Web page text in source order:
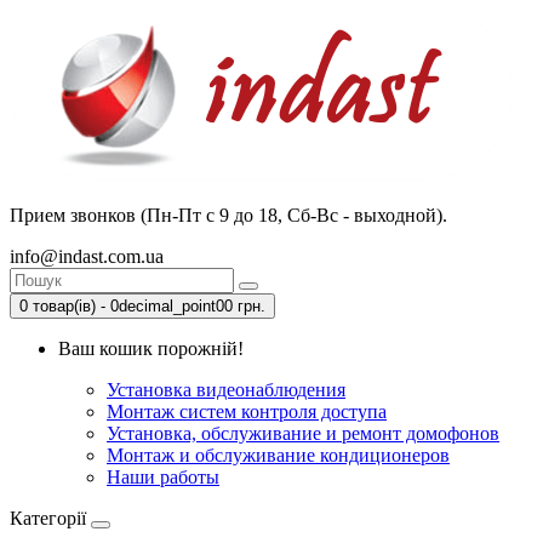
Прием звонков (Пн-Пт с 9 до 18, Сб-Вс - выходной).
info@indast.com.ua
0 товар(ів) - 0decimal_point00 грн.
Ваш кошик порожній!
Установка видеонаблюдения
Монтаж систем контроля доступа
Установка, обслуживание и ремонт домофонов
Монтаж и обслуживание кондиционеров
Наши работы
Категорії